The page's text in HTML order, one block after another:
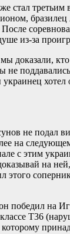
стал третьим
После
из-за
доказали,
не
хотел
не подал
на
с этим
на
этого
победил на
Т36